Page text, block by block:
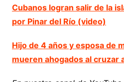
Cubanos logran salir de la
por Pinar del Río (video)
Hijo de 4 años y esposa de
mueren ahogados al cruzar